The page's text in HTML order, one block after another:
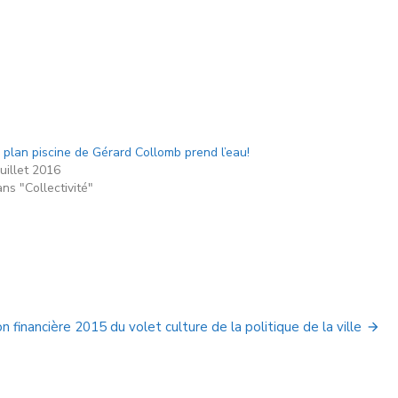
plan piscine de Gérard Collomb prend l’eau!
2016
"Collectivité"
financière 2015 du volet culture de la politique de la ville